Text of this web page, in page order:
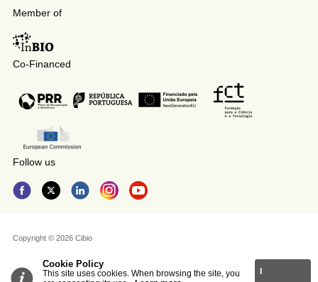
Cookie Policy
This site uses cookies. When browsing the site, you
Member of
Co-Financed
Follow us
Copyright © 2026 Cibio